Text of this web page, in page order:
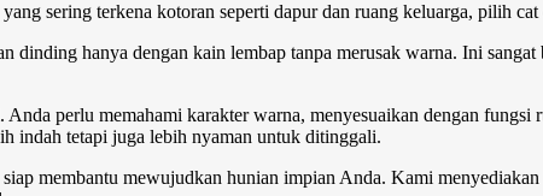
sering terkena kotoran seperti dapur dan ruang keluarga, pilih
hanya dengan kain lembap tanpa merusak warna. Ini
perlu memahami karakter warna, menyesuaikan dengan fungsi
indah tetapi juga lebih nyaman untuk ditinggali.
siap membantu mewujudkan hunian impian Anda. Kami